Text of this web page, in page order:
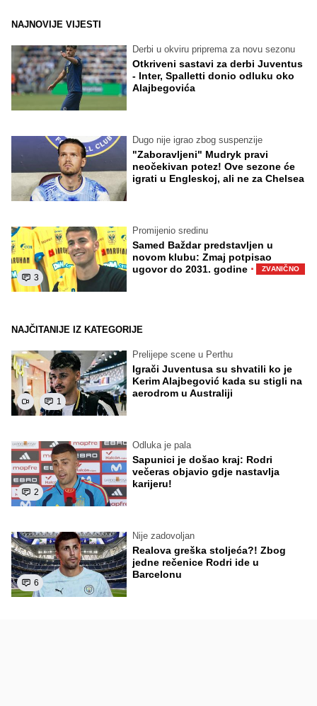
NAJNOVIJE VIJESTI
Derbi u okviru priprema za novu sezonu
Otkriveni sastavi za derbi Juventus
- Inter, Spalletti donio odluku oko
Alajbegovića
Dugo nije igrao zbog suspenzije
"Zaboravljeni" Mudryk pravi
neočekivan potez! Ove sezone će
igrati u Engleskoj, ali ne za Chelsea
3
Promijenio sredinu
Samed Baždar predstavljen u
novom klubu: Zmaj potpisao
ugovor do 2031. godine · ZVANIČNO
NAJČITANIJE IZ KATEGORIJE
1
Prelijepe scene u Perthu
Igrači Juventusa su shvatili ko je
Kerim Alajbegović kada su stigli na
aerodrom u Australiji
2
Odluka je pala
Sapunici je došao kraj: Rodri
večeras objavio gdje nastavlja
karijeru!
6
Nije zadovoljan
Realova greška stoljeća?! Zbog
jedne rečenice Rodri ide u
Barcelonu